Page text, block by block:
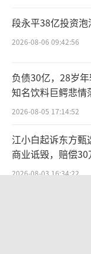
受挫后，钱大
势。钱大妈官
店总数为
时减少约700
另据新京
从2012年专
开启生鲜全品
再到2023年全
段永平38亿投资
2026-08-06 09:42:56
负债30亿，28岁年
知名饮料巨鳄悲情
2026-08-05 17:14:52
江小白起诉东方
商业诋毁，赔偿30
2026-08-03 16:34:22